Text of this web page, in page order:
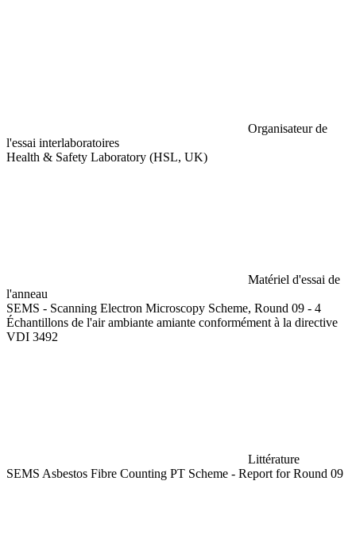
Organisateur de
l'essai interlaboratoires
Health & Safety Laboratory (HSL, UK)
Matériel d'essai de
l'anneau
SEMS - Scanning Electron Microscopy Scheme, Round 09 - 4
Échantillons de l'air ambiante amiante conformément à la directive
VDI 3492
Littérature
SEMS Asbestos Fibre Counting PT Scheme - Report for Round 09